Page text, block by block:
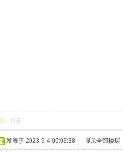
回复
发表于 2023-9-4 06:03:38 显示全部楼层